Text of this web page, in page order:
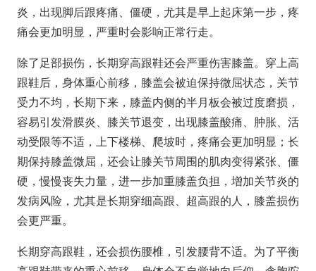
炎，出现脚后跟疼痛、僵硬，尤其是早上起床第一步，疼
痛会更加明显，严重时会影响正常行走。
除了足部损伤，长期穿高跟鞋还会严重伤害膝盖。穿上高
跟鞋后，身体重心前移，膝盖会被迫保持微屈状态，关节
受力不均，长期下来，膝盖内侧的半月板会被过度磨损，
容易引发滑膜炎、膝关节退变，出现膝盖酸痛、肿胀、活
动受限等不适，上下楼梯、爬坡时，疼痛会更加明显；长
期保持膝盖微屈，还会让膝关节周围的肌肉变得紧张、僵
硬，慢慢丧失力量，进一步加重膝盖负担，增加关节炎的
发病风险，尤其是长期穿细高跟、超高跟的人，膝盖损伤
会更严重。
长期穿高跟鞋，还会损伤腰椎，引发腰背不适。为了平衡